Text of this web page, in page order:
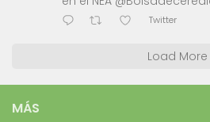
Twitter
Load More
MÁS